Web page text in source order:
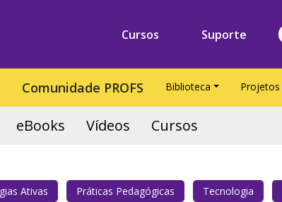
Cursos Suporte
Comunidade PROFS Biblioteca Projetos
eBooks Vídeos Cursos
Ativas Práticas Pedagógicas Tecnologia